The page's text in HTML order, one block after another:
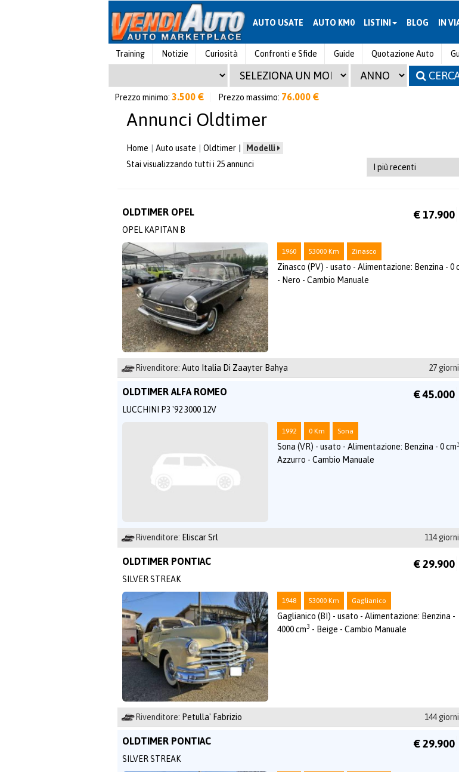
AUTO USATE AUTO KM0 LISTINI BLOG IN
Training Notizie Curiosità Confronti e Sfide Guide Quotazione Auto
Prezzo minimo: 3.500 € Prezzo massimo: 76.000 €
Annunci Oldtimer
Home Auto usate Oldtimer
Modelli
Stai visualizzando tutti i 25 annunci
OLDTIMER OPEL
OPEL KAPITAN B
€ 17.900
1960 53000 Km Zinasco
Zinasco (PV) - usato - Alimentazione: Benzina - 0
- Nero - Cambio Manuale
Rivenditore: Auto Italia Di Zaayter Bahya 27
OLDTIMER ALFA ROMEO
LUCCHINI P3 '92 3000 12V
€ 45.000
1992 0 Km Sona
Sona (VR) - usato - Alimentazione: Benzina - 0 cm3
Azzurro - Cambio Manuale
Rivenditore: Eliscar Srl 114
OLDTIMER PONTIAC
SILVER STREAK
€ 29.900
1948 53000 Km Gaglianico
Gaglianico (BI) - usato - Alimentazione: Benzina -
4000 cm3 - Beige - Cambio Manuale
Rivenditore: Petulla' Fabrizio 144
OLDTIMER PONTIAC
SILVER STREAK
€ 29.900